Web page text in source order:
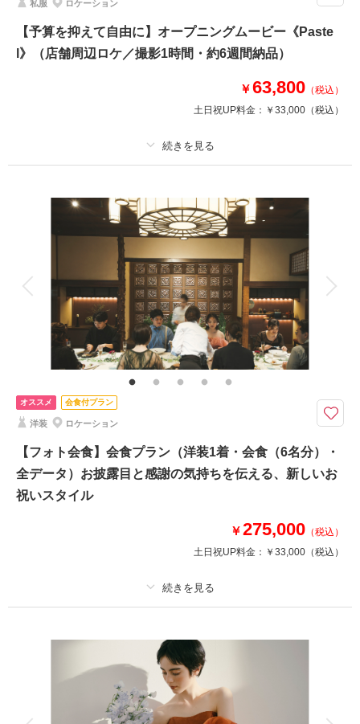
得なキャンペーンをお見逃しなく！
・全データ（基本補正）
・衣装（新郎新婦）
・新婦ヘアメイク（1着分のみ）
※トップシーズン（11月20日～12月10日）撮影の場合は別途22,000円追加
来店・オンライン を確認する
私服 ロケーション
【予算を抑えて自由に】オープニングムービー《Paste
l》（店舗周辺ロケ／撮影1時間・約6週間納品）
￥63,800 （税込）
土日祝UP料金： ￥33,000 （税込）
撮影料 新婦衣装 新郎衣装
ヘアメイク
台紙付写真
会食 挙式
家族と撮影 家族用衣装レンタル ペットと撮影
その他含むもの
場所も服装もやりたいことも全て自由。前撮りムービーや、結婚式のオープ
ニングムービーなど、ご結婚されるおふたりの今を鮮やかに映し出すように
La-vie Factoryのクリエイターがおふたりならではの映像作品をご提案いた
します。
「予算は抑えたい…」でも、「自分たちらしさはしっかり表現したい」そん
なおふたりにぴったりのライトプラン
＜プランに含まれるもの＞
・撮影1時間
・納品：〜約6週間で納品
オススメ 会食付プラン
洋装 ロケーション
【フォト会食】会食プラン（洋装1着・会食（6名分）・
全データ）お披露目と感謝の気持ちを伝える、新しいお
祝いスタイル
￥275,000 （税込）
土日祝UP料金： ￥33,000 （税込）
新婦衣装1着
ヘアメイク
データ 200 カット
会食